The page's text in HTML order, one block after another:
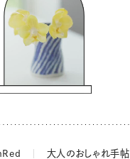
分
アソビゴコロ
もお疲れ様つまみ
大人のおしゃれ手帖